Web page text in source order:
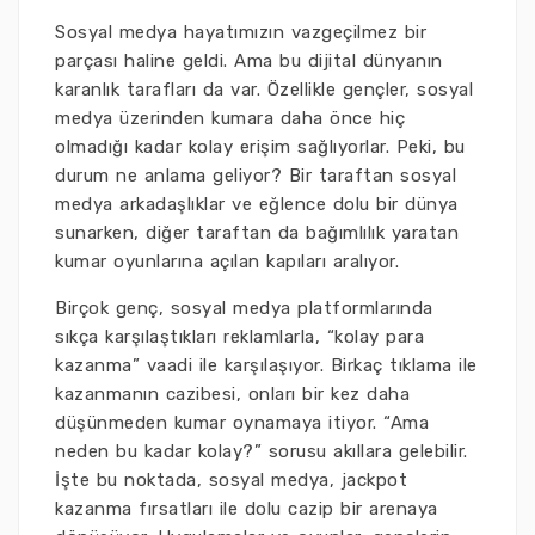
Sosyal medya hayatımızın vazgeçilmez bir
parçası haline geldi. Ama bu dijital dünyanın
karanlık tarafları da var. Özellikle gençler, sosyal
medya üzerinden kumara daha önce hiç
olmadığı kadar kolay erişim sağlıyorlar. Peki, bu
durum ne anlama geliyor? Bir taraftan sosyal
medya arkadaşlıklar ve eğlence dolu bir dünya
sunarken, diğer taraftan da bağımlılık yaratan
kumar oyunlarına açılan kapıları aralıyor.
Birçok genç, sosyal medya platformlarında
sıkça karşılaştıkları reklamlarla, “kolay para
kazanma” vaadi ile karşılaşıyor. Birkaç tıklama ile
kazanmanın cazibesi, onları bir kez daha
düşünmeden kumar oynamaya itiyor. “Ama
neden bu kadar kolay?” sorusu akıllara gelebilir.
İşte bu noktada, sosyal medya, jackpot
kazanma fırsatları ile dolu cazip bir arenaya